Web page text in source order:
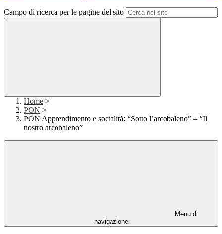
Campo di ricerca per le pagine del sito
Home >
PON >
PON Apprendimento e socialità: “Sotto l’arcobaleno” – “Il
nostro arcobaleno”
Menu di
navigazione